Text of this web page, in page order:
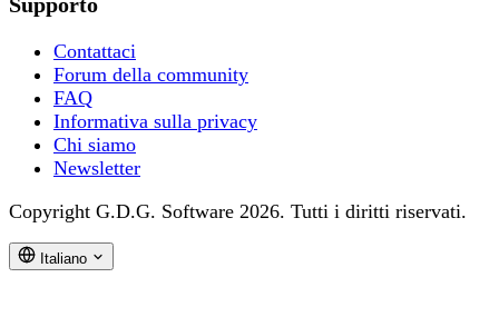
Contattaci
Forum della community
FAQ
Informativa sulla privacy
Chi siamo
Newsletter
Copyright G.D.G. Software 2026. Tutti i diritti riservati.
Italiano